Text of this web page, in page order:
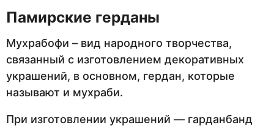
Памирские герданы
Мухрабофи – вид народного творчества,
связанный с изготовлением декоративных
украшений, в основном, гердан, которые
называют и мухраби.
При изготовлении украшений — гарданбанд